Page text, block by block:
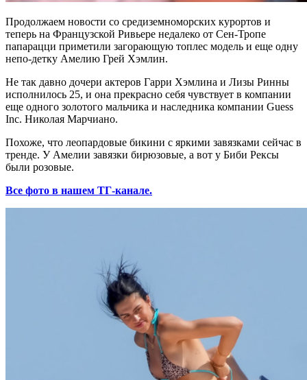
Продолжаем новости со средиземноморских курортов и
теперь на Французской Ривьере недалеко от Сен-Тропе
папарацци приметили загорающую топлес модель и еще одну
непо-детку Амелию Грей Хэмлин.
Не так давно дочери актеров Гарри Хэмлина и Лизы Ринны
исполнилось 25, и она прекрасно себя чувствует в компании
еще одного золотого мальчика и наследника компании Guess
Inc. Николая Марчиано.
Похоже, что леопардовые бикини с яркими завязками сейчас в
тренде. У Амелии завязки бирюзовые, а вот у Биби Рексы
были розовые.
Все фото в нашем ТГ-канале.